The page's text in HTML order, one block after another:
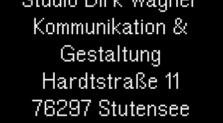
Kommunikation &
Gestaltung
Hardtstraße 11
76297 Stutensee